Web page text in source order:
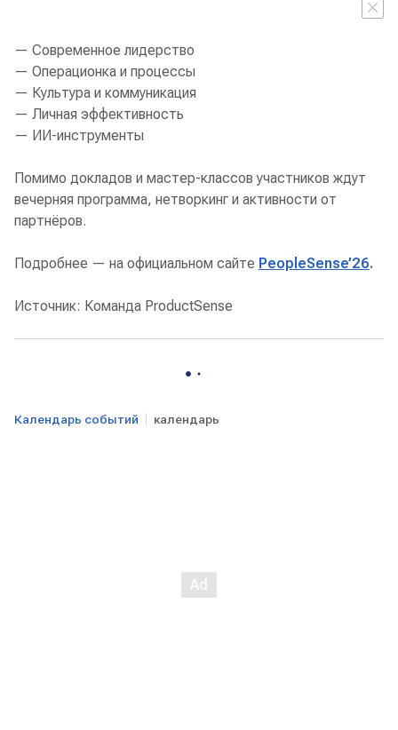
— Современное лидерство
— Операционка и процессы
— Культура и коммуникация
— Личная эффективность
— ИИ-инструменты
Помимо докладов и мастер-классов участников ждут
вечерняя программа, нетворкинг и активности от
партнёров.
Подробнее — на официальном сайте PeopleSense’26.
Источник: Команда ProductSense
Календарь событий календарь